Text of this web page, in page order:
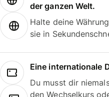
der ganzen Welt.
Halte deine
sie in
Eine internationale
Du musst dir
den Wechselkurs